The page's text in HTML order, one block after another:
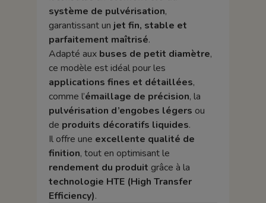
système de pulvérisation,
garantissant un jet fin, stable et
parfaitement maîtrisé.
Adapté aux buses de petit diamètre,
ce modèle est idéal pour les
applications fines et détaillées,
comme l’émaillage de précision, la
pulvérisation d’engobes légers ou
de produits décoratifs liquides.
Il offre une excellente qualité de
finition, tout en optimisant le
rendement du produit grâce à la
technologie HTE (High Transfer
Efficiency).